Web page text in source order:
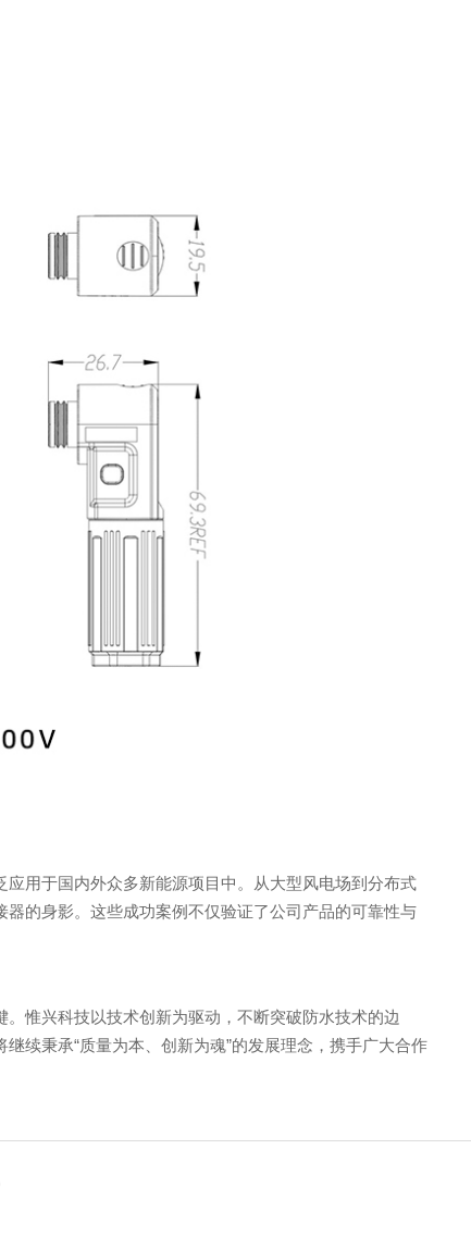
应用于国内外众多新能源项目中。从大型风电场到分布式
的身影。这些成功案例不仅验证了公司产品的可靠性与
惟兴科技以技术创新为驱动，不断突破防水技术的边
续秉承“质量为本、创新为魂”的发展理念，携手广大合作